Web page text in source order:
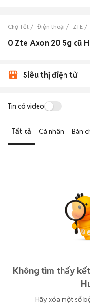
Chợ Tốt Điện thoại ZTE
0 Zte Axon 20 5g cũ
Siêu thị điện tử
Tin có video
Tất cả Cá nhân Bán
Không tìm thấy
Hãy xóa một số